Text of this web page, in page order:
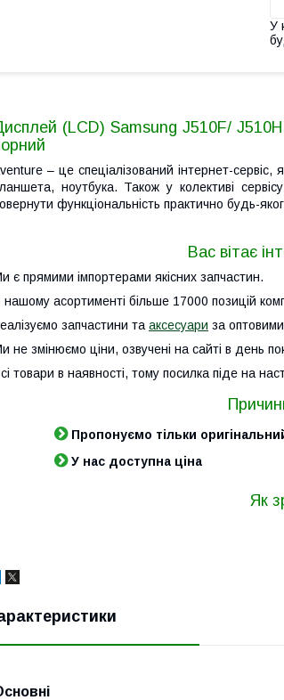
У
(LCD) Samsung J510F/ J510H
– це спеціалізований інтернет-
ноутбука. Також у колективі
функціональність практично будь-
Вас вітає
є прямими імпортерами якісних запчастин.
нашому асортименті більше 17000 позицій
запчастини та аксесуари за
не змінюємо ціни, озвучені на сайті в день
товари в наявності, тому посилка піде на
Пропонуємо тільки
У нас доступна ціна
Як